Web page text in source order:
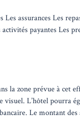
assurances Les
payantes Les
la zone prévue à cet
visuel. L’hôtel pourra
Le montant